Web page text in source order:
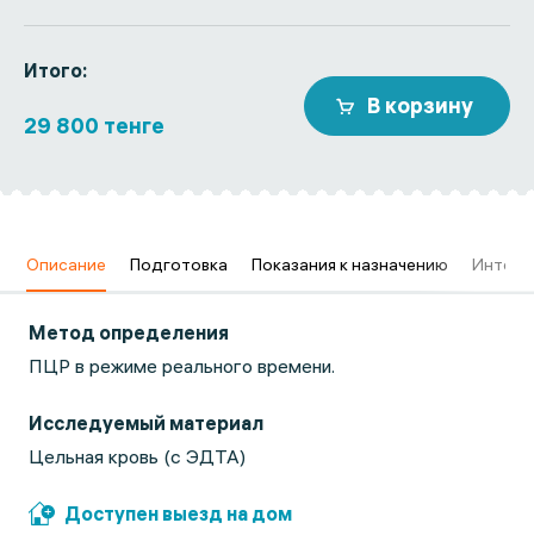
Итого:
29 800 тенге
В корзину
Описание Подготовка Показания к назначению
Метод определения
ПЦР в режиме реального времени.
Исследуемый материал
Цельная кровь (с ЭДТА)
Доступен выезд на дом